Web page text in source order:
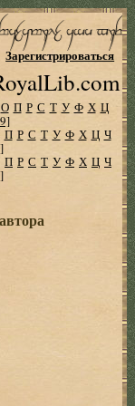
Зарегистрироваться
О П Р С Т У Ф Х Ц
П Р С Т У Ф Х Ц Ч
П Р С Т У Ф Х Ц Ч